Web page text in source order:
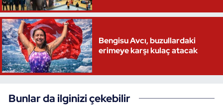
Bengisu Avcı, buzullardaki
erimeye karşı kulaç atacak
Bunlar da ilginizi çekebilir
Sualtı Sporları
Tekvando
Tenis